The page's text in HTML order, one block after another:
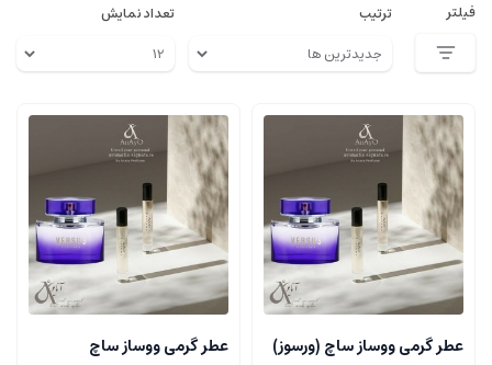
فیلتر ترتیب تعداد نمایش
عطر گرمی ووساز ساچ (ورسوز) عطر گرمی ووساز ساچ